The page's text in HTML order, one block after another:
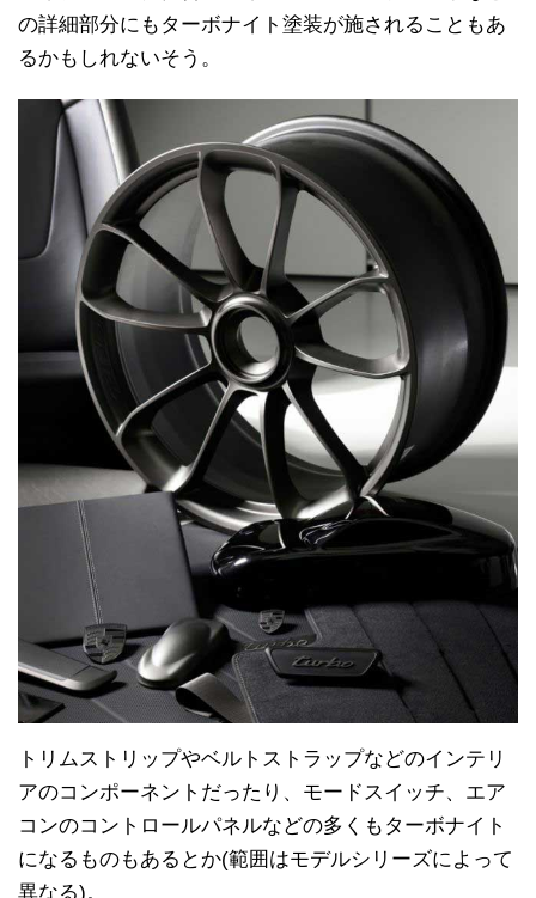
の詳細部分にもターボナイト塗装が施されることもあ
るかもしれないそう。
トリムストリップやベルトストラップなどのインテリ
アのコンポーネントだったり、モードスイッチ、エア
コンのコントロールパネルなどの多くもターボナイト
になるものもあるとか(範囲はモデルシリーズによって
異なる)。